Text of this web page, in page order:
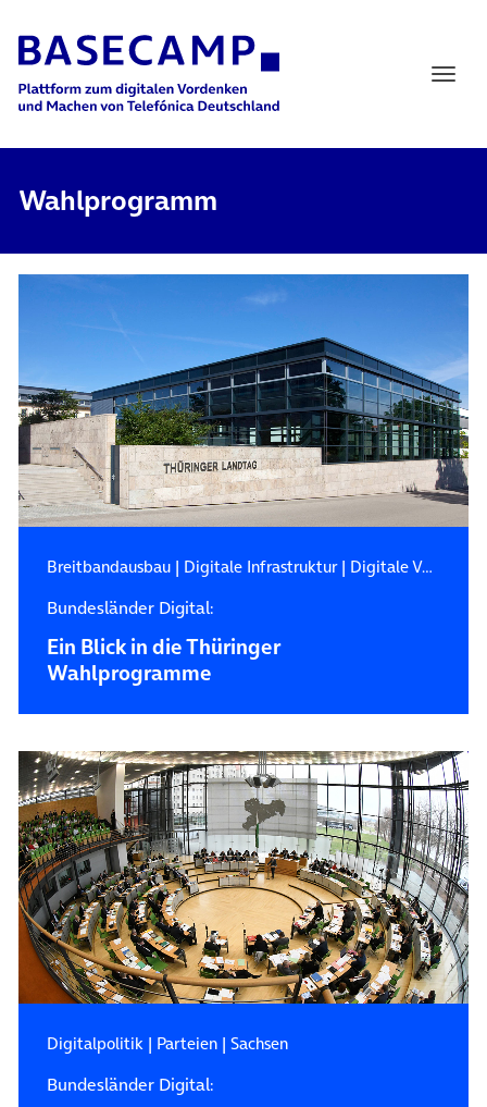
Main Navigation
Wahlprogramm
Breitbandausbau| Digitale Infrastruktur| Digitale Verwaltung
Bundesländer Digital:
Ein Blick in die Thüringer
Wahlprogramme
Digitalpolitik| Parteien| Sachsen
Bundesländer Digital: